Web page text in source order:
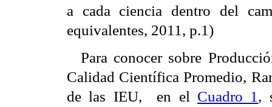
a cada ciencia dentro del
equivalentes, 2011, p.1)
Para conocer sobre
Calidad Científica Promedio,
de las IEU,
en el Cuadro 1 ,